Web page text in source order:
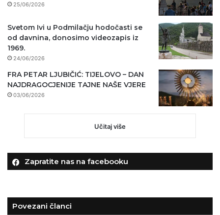
25/06/2026
Svetom Ivi u Podmilačju hodočasti se
od davnina, donosimo videozapis iz
1969.
24/06/2026
FRA PETAR LJUBIČIĆ: TIJELOVO – DAN
NAJDRAGOCJENIJE TAJNE NAŠE VJERE
03/06/2026
Učitaj više
Zapratite nas na facebooku
Povezani članci